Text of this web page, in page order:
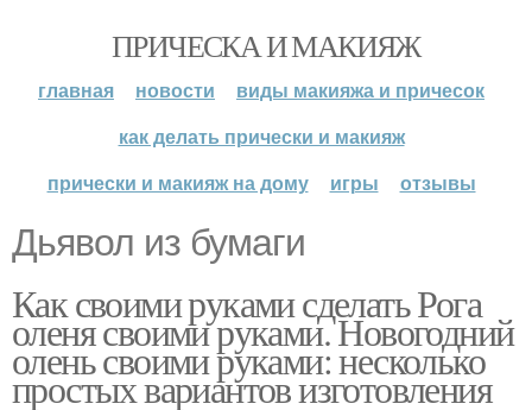
ПРИЧЕСКА И МАКИЯЖ
главная новости
виды макияжа и причесок
как делать прически и макияж
прически и макияж на дому
игры отзывы
Дьявол из бумаги
Как своими руками сделать Рога
оленя своими руками. Новогодний
олень своими руками: несколько
простых вариантов изготовления